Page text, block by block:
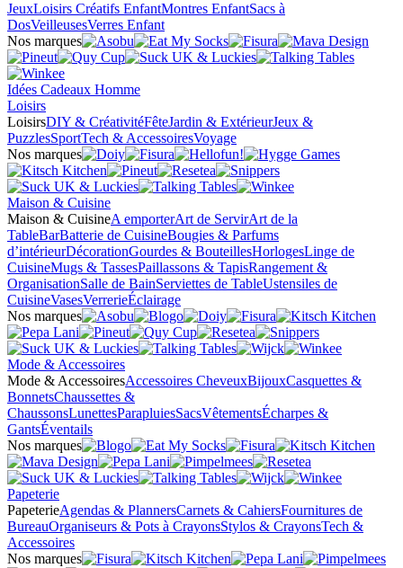
JeuxLoisirs Créatifs EnfantMontres EnfantSacs à
DosVeilleusesVerres Enfant
Nos marques
Idées Cadeaux Homme
Loisirs
LoisirsDIY & CréativitéFêteJardin & ExtérieurJeux &
PuzzlesSportTech & AccessoiresVoyage
Nos marques
Maison & Cuisine
Maison & CuisineA emporterArt de ServirArt de la
TableBarBatterie de CuisineBougies & Parfums
d’intérieurDécorationGourdes & BouteillesHorlogesLinge de
CuisineMugs & TassesPaillassons & TapisRangement &
OrganisationSalle de BainServiettes de TableUstensiles de
CuisineVasesVerrerieÉclairage
Nos marques
Mode & Accessoires
Mode & AccessoiresAccessoires CheveuxBijouxCasquettes &
BonnetsChaussettes &
ChaussonsLunettesParapluiesSacsVêtementsÉcharpes &
GantsÉventails
Nos marques
Papeterie
PapeterieAgendas & PlannersCarnets & CahiersFournitures de
BureauOrganiseurs & Pots à CrayonsStylos & CrayonsTech &
Accessoires
Nos marques